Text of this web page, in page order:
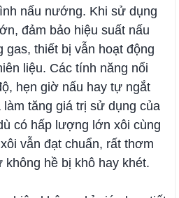
nấu nướng. Khi sử dụng
đảm bảo hiệu suất nấu
gas, thiết bị vẫn hoạt động
liệu. Các tính năng nổi
hẹn giờ nấu hay tự ngắt
tăng giá trị sử dụng của
có hấp lượng lớn xôi cùng
vẫn đạt chuẩn, rất thơm
không hề bị khô hay khét.